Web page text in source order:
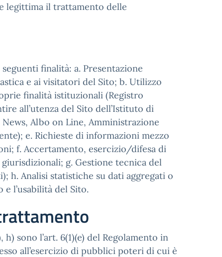
legittima il trattamento delle
finalità: a. Presentazione
e ai visitatori del Sito; b. Utilizzo
finalità istituzionali (Registro
all’utenza del Sito dell’Istituto di
Albo on Line, Amministrazione
e. Richieste di informazioni mezzo
f. Accertamento, esercizio/difesa di
g. Gestione tecnica del
h. Analisi statistiche su dati aggregati o
l’usabilità del Sito.
sono l’art. 6(1)(e) del Regolamento in
all’esercizio di pubblici poteri di cui è